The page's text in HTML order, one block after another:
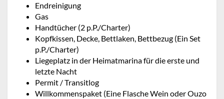
Endreinigung
Gas
Handtücher (2 p.P./Charter)
Kopfkissen, Decke, Bettlaken, Bettbezug (Ein Set
p.P./Charter)
Liegeplatz in der Heimatmarina für die erste und
letzte Nacht
Permit / Transitlog
Willkommenspaket (Eine Flasche Wein oder Ouzo